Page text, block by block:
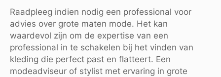
Raadpleeg indien nodig een professional voor
advies over grote maten mode. Het kan
waardevol zijn om de expertise van een
professional in te schakelen bij het vinden van
kleding die perfect past en flatteert. Een
modeadviseur of stylist met ervaring in grote